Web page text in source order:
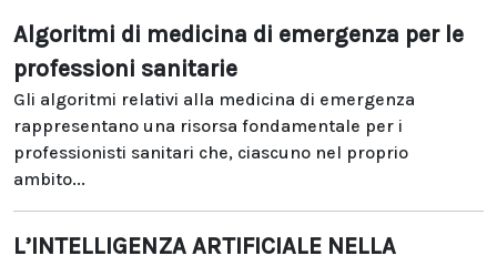
Algoritmi di medicina di emergenza per le
professioni sanitarie
Gli algoritmi relativi alla medicina di emergenza
rappresentano una risorsa fondamentale per i
professionisti sanitari che, ciascuno nel proprio
ambito...
L’INTELLIGENZA ARTIFICIALE NELLA